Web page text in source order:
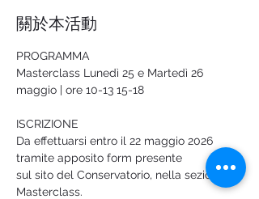
關於本活動
PROGRAMMA
Masterclass Lunedì 25 e Martedì 26
maggio | ore 10-13 15-18
ISCRIZIONE
Da effettuarsi entro il 22 maggio 2026
tramite apposito form presente
sul sito del Conservatorio, nella sezione
Masterclass.